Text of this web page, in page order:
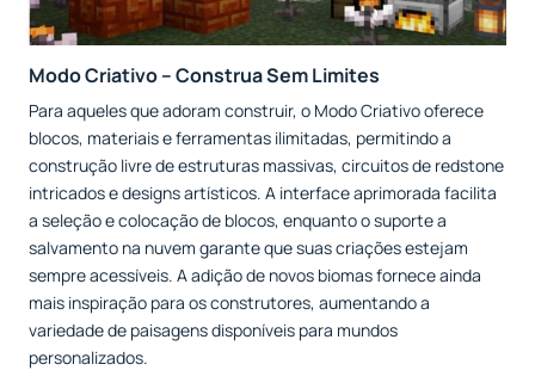
Modo Criativo – Construa Sem Limites
Para aqueles que adoram construir, o Modo Criativo oferece
blocos, materiais e ferramentas ilimitadas, permitindo a
construção livre de estruturas massivas, circuitos de redstone
intricados e designs artísticos. A interface aprimorada facilita
a seleção e colocação de blocos, enquanto o suporte a
salvamento na nuvem garante que suas criações estejam
sempre acessíveis. A adição de novos biomas fornece ainda
mais inspiração para os construtores, aumentando a
variedade de paisagens disponíveis para mundos
personalizados.